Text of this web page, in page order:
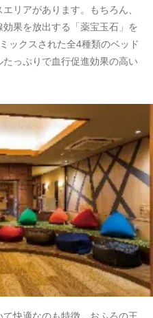
リアがあります。もちろん、
果を放出する「薬宝玉石」を
ックスされた全4種類のベッド
っぷりで血行促進効果の高い
快適なのも特徴。おふろの王